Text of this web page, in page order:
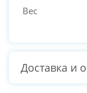
Вес
Доставка и